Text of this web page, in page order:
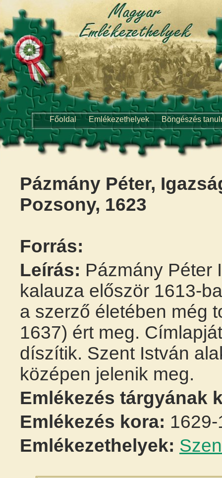
Főoldal Emlékezethelyek Böngészés
Pázmány Péter,
Pozsony, 1623
Forrás:
Leírás: Pázmány Péter
kalauza először 1613-
a szerző életében még
1637) ért meg.
díszítik. Szent István
középen jelenik meg.
Emlékezés tárgyának
Emlékezés kora:
Emlékezethelyek: